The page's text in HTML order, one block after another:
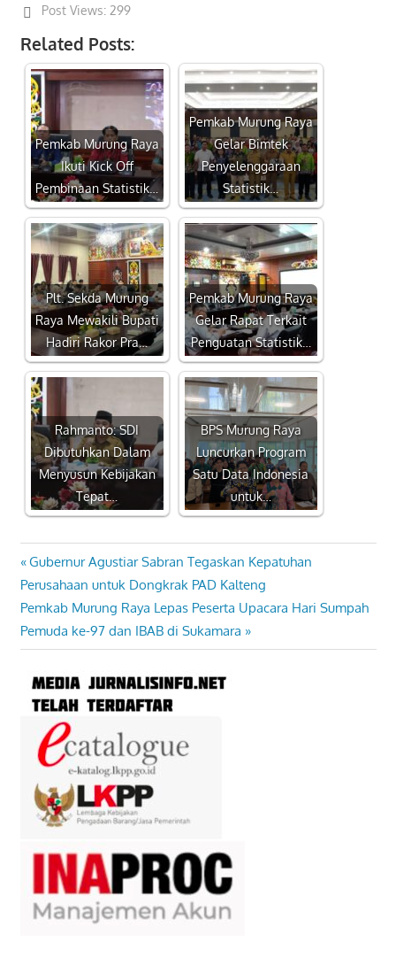
Post Views: 299
Related Posts:
Pemkab Murung Raya
Ikuti Kick Off
Pembinaan Statistik…
Pemkab Murung Raya
Gelar Bimtek
Penyelenggaraan
Statistik…
Plt. Sekda Murung
Raya Mewakili Bupati
Hadiri Rakor Pra…
Pemkab Murung Raya
Gelar Rapat Terkait
Penguatan Statistik…
Rahmanto: SDI
Dibutuhkan Dalam
Menyusun Kebijakan
Tepat…
BPS Murung Raya
Luncurkan Program
Satu Data Indonesia
untuk…
Navigasi
pos
Previous
Post:
Gubernur Agustiar Sabran Tegaskan Kepatuhan
Perusahaan untuk Dongkrak PAD Kalteng
Next
Post:
Pemkab Murung Raya Lepas Peserta Upacara Hari Sumpah
Pemuda ke-97 dan IBAB di Sukamara